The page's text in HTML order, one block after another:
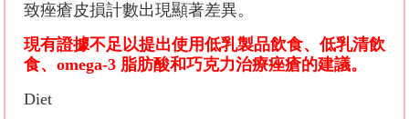
致痤瘡皮損計數出現顯著差異。
現有證據不足以提出使用低乳製品飲食、低乳清飲
食、omega-3 脂肪酸和巧克力治療痤瘡的建議。
Diet